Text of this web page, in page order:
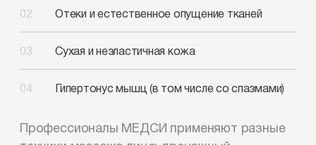
Отеки и естественное опущение тканей
Сухая и неэластичная кожа
Гипертонус мышц(в том числе со спазмами)
Профессионалы МЕДСИ применяют разные